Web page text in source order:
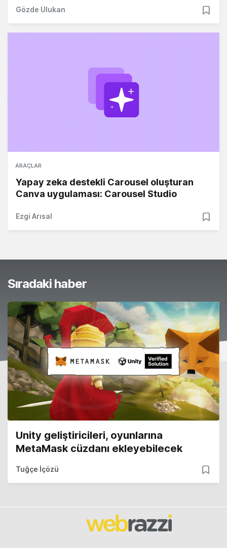
Gözde Ulukan
ARAÇLAR
Yapay zeka destekli Carousel oluşturan
Canva uygulaması: Carousel Studio
Ezgi Arısal
Sıradaki haber
Unity geliştiricileri, oyunlarına
MetaMask cüzdanı ekleyebilecek
Tuğçe İçözü